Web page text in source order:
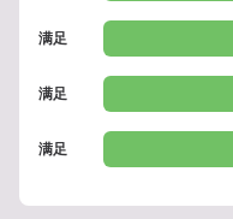
满足
满足
满足